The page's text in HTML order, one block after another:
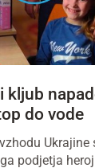
kljub
do vode
Ukrajine
podjetja